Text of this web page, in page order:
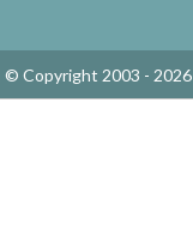
Copyright 2003 - 2026